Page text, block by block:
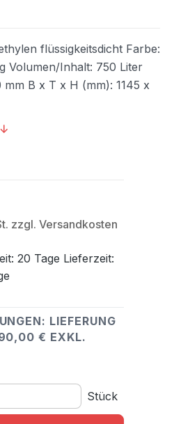
flüssigkeitsdicht Farbe:
Volumen/Inhalt: 750 Liter
B x T x H (mm): 1145 x
zzgl. Versandkosten
20 Tage Lieferzeit:
LIEFERUNG
€ EXKL.
den gewünschten Wert ein
Stück